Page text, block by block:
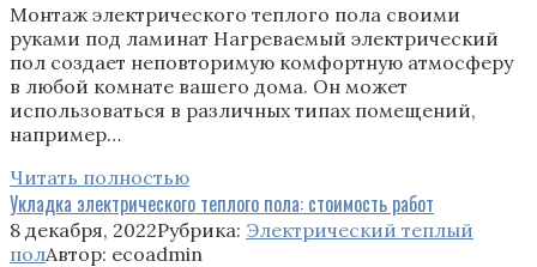
Монтаж электрического теплого пола своими
руками под ламинат Нагреваемый электрический
пол создает неповторимую комфортную атмосферу
в любой комнате вашего дома. Он может
использоваться в различных типах помещений,
например…
Читать полностью
Укладка электрического теплого пола: стоимость работ
8 декабря, 2022Рубрика: Электрический теплый
полАвтор: ecoadmin